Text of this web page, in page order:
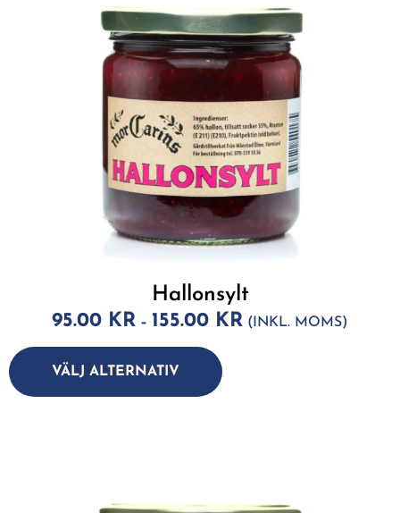
Hallonsylt
95.00 KR – 155.00 KR (INKL. MOMS)
VÄLJ ALTERNATIV